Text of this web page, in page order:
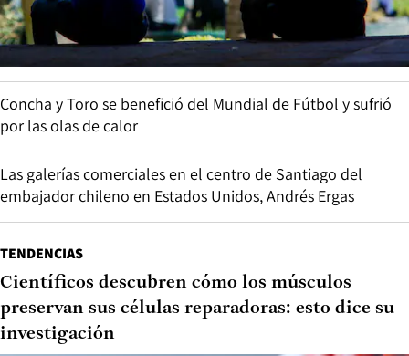
Concha y Toro se benefició del Mundial de Fútbol y sufrió
por las olas de calor
Las galerías comerciales en el centro de Santiago del
embajador chileno en Estados Unidos, Andrés Ergas
TENDENCIAS
Científicos descubren cómo los músculos
preservan sus células reparadoras: esto dice su
investigación